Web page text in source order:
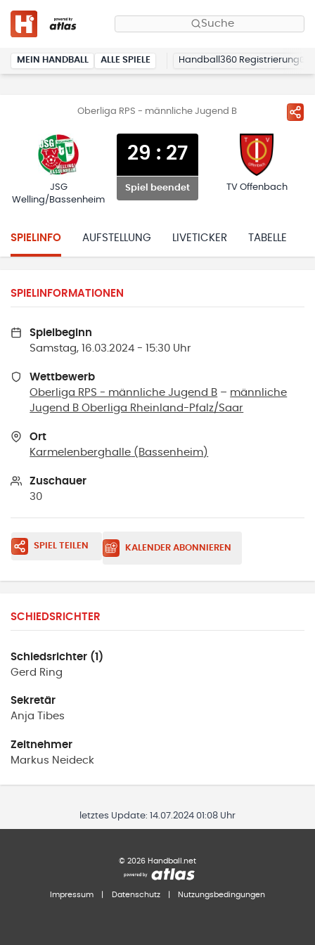
Suche
MEIN HANDBALL ALLE SPIELE Handball360 Registrierung
Oberliga RPS - männliche Jugend B
JSG
Welling/Bassenheim
29 : 27
Spiel beendet TV Offenbach
SPIELINFO AUFSTELLUNG LIVETICKER TABELLE
SPIELINFORMATIONEN
Spielbeginn
Samstag, 16.03.2024 - 15:30 Uhr
Wettbewerb
Oberliga RPS - männliche Jugend B – männliche
Jugend B Oberliga Rheinland-Pfalz/Saar
Ort
Karmelenberghalle ( Bassenheim )
Zuschauer
30
SPIEL TEILEN KALENDER ABONNIEREN
SCHIEDSRICHTER
Schiedsrichter (1)
Gerd Ring
Sekretär
Anja
Tibes
Zeitnehmer
Markus Neideck
letztes Update: 14.07.2024 01:08 Uhr
© 2026 Handball.net
Impressum Datenschutz Nutzungsbedingungen